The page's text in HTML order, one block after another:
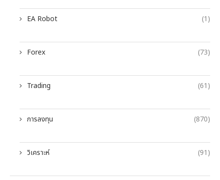
EA Robot (1)
Forex (73)
Trading (61)
การลงทุน (870)
วิเคราะห์ (91)